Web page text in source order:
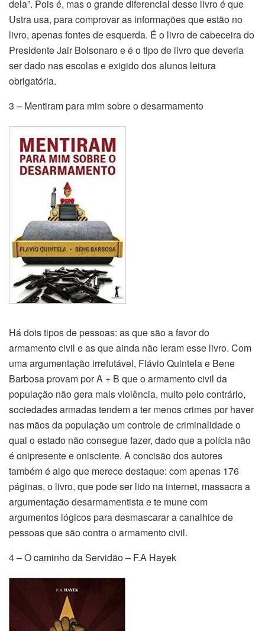
dela”. Pois é, mas o grande diferencial desse livro é que
Ustra usa, para comprovar as informações que estão no
livro, apenas fontes de esquerda. É o livro de cabeceira do
Presidente Jair Bolsonaro e é o tipo de livro que deveria
ser dado nas escolas e exigido dos alunos leitura
obrigatória.
3 – Mentiram para mim sobre o desarmamento
Há dois tipos de pessoas: as que são a favor do
armamento civil e as que ainda não leram esse livro. Com
uma argumentação irrefutável, Flávio Quintela e Bene
Barbosa provam por A + B que o armamento civil da
população não gera mais violência, muito pelo contrário,
sociedades armadas tendem a ter menos crimes por haver
nas mãos da população um controle de criminalidade o
qual o estado não consegue fazer, dado que a polícia não
é onipresente e onisciente. A concisão dos autores
também é algo que merece destaque: com apenas 176
páginas, o livro, que pode ser lido na internet, massacra a
argumentação desarmamentista e te mune com
argumentos lógicos para desmascarar a canalhice de
pessoas que são contra o armamento civil.
4 – O caminho da Servidão – F.A Hayek